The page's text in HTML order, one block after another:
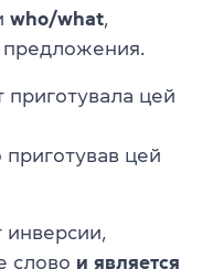
who/what
предложения.
цей
цей
слово и является